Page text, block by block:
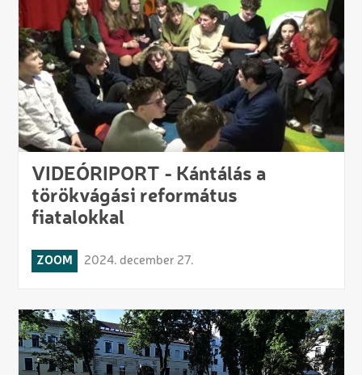
VIDEÓRIPORT - Kántálás a
törökvágási református
fiatalokkal
ZOOM 2024. december 27.